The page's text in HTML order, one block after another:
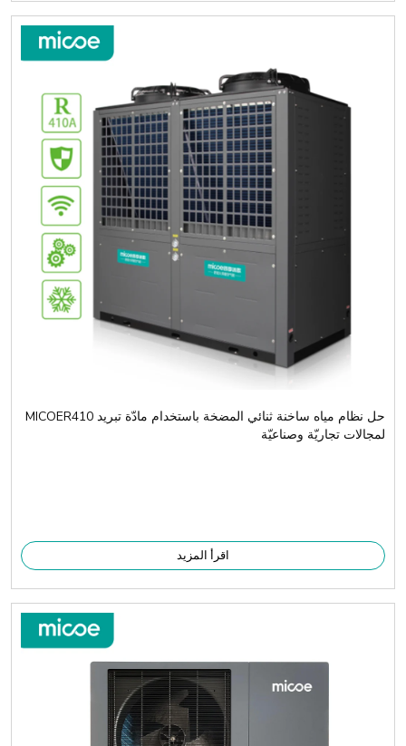
حل نظام مياه ساخنة ثنائي المضخة باستخدام مادّة تبريد MICOER410
لمجالات تجاريّة وصناعيّة
اقرأ المزيد